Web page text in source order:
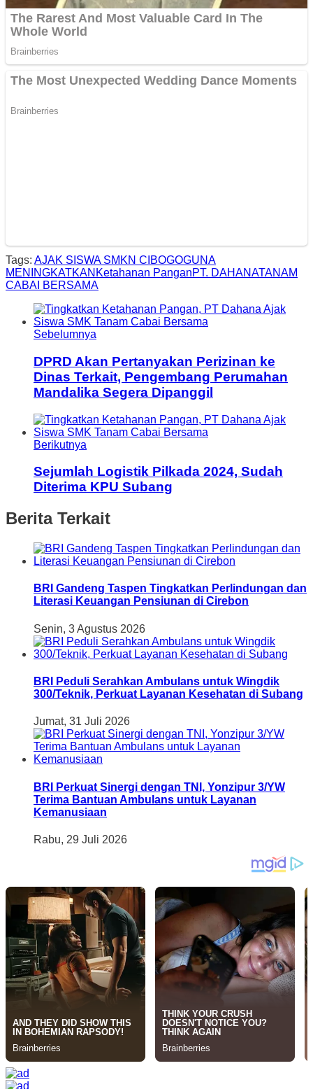
Tags: AJAK SISWA SMKN CIBOGOGUNA
MENINGKATKAN Ketahanan PanganPT. DAHANATANAM
CABAI BERSAMA
Sebelumnya
DPRD Akan Pertanyakan Perizinan ke
Dinas Terkait, Pengembang Perumahan
Mandalika Segera Dipanggil
Berikutnya
Sejumlah Logistik Pilkada 2024, Sudah
Diterima KPU Subang
Berita Terkait
BRI Gandeng Taspen Tingkatkan Perlindungan dan
Literasi Keuangan Pensiunan di Cirebon
Senin, 3 Agustus 2026
BRI Peduli Serahkan Ambulans untuk Wingdik
300/Teknik, Perkuat Layanan Kesehatan di Subang
Jumat, 31 Juli 2026
BRI Perkuat Sinergi dengan TNI, Yonzipur 3/YW
Terima Bantuan Ambulans untuk Layanan
Kemanusiaan
Rabu, 29 Juli 2026